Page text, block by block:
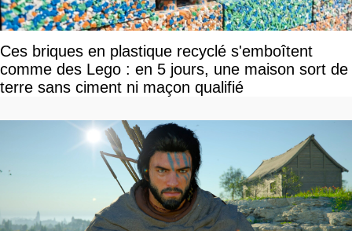
Ces briques en plastique recyclé s'emboîtent
comme des Lego : en 5 jours, une maison sort de
terre sans ciment ni maçon qualifié